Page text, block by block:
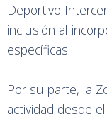
Deportivo
inclusión al
específicas.
Por su parte, la
actividad desde